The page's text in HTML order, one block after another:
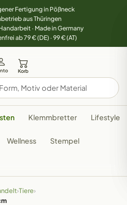
Fertigung in Pößneck
aus Thüringen
· Made in Germany
ab 79 € (DE) · 99 € (AT)
Korb
Klemmbretter Lifestyle
Wellness Stempel
›Tiere›